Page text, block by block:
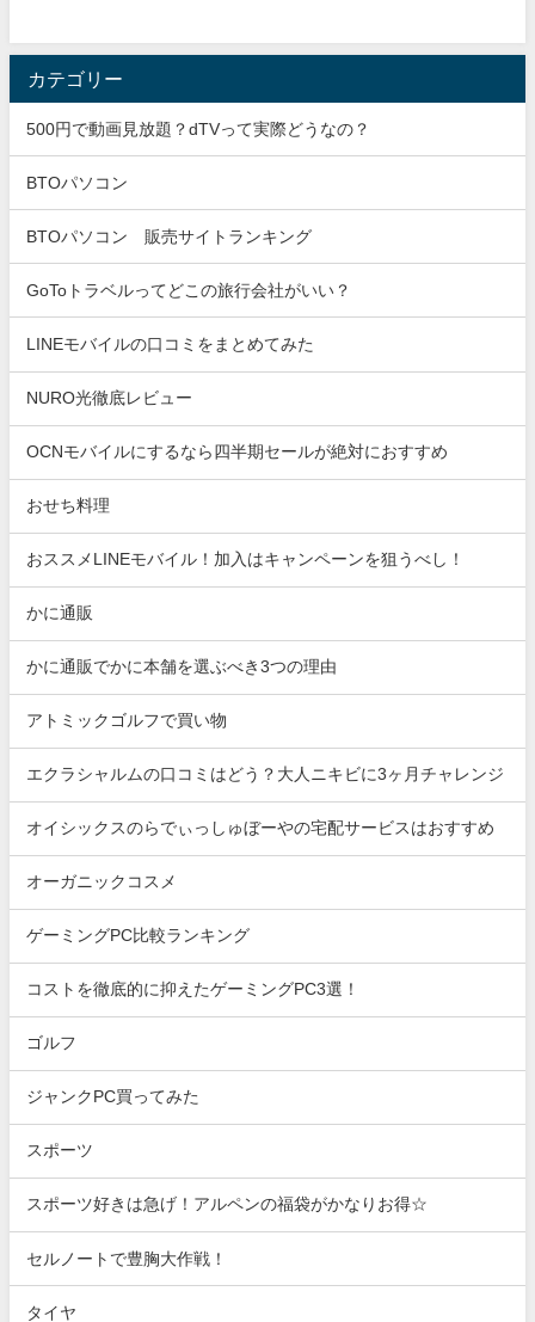
カテゴリー
500円で動画見放題？dTVって実際どうなの？
BTOパソコン
BTOパソコン 販売サイトランキング
GoToトラベルってどこの旅行会社がいい？
LINEモバイルの口コミをまとめてみた
NURO光徹底レビュー
OCNモバイルにするなら四半期セールが絶対におすすめ
おせち料理
おススメLINEモバイル！加入はキャンペーンを狙うべし！
かに通販
かに通販でかに本舗を選ぶべき3つの理由
アトミックゴルフで買い物
エクラシャルムの口コミはどう？大人ニキビに3ヶ月チャレンジ
オイシックスのらでぃっしゅぼーやの宅配サービスはおすすめ
オーガニックコスメ
ゲーミングPC比較ランキング
コストを徹底的に抑えたゲーミングPC3選！
ゴルフ
ジャンクPC買ってみた
スポーツ
スポーツ好きは急げ！アルペンの福袋がかなりお得☆
セルノートで豊胸大作戦！
タイヤ